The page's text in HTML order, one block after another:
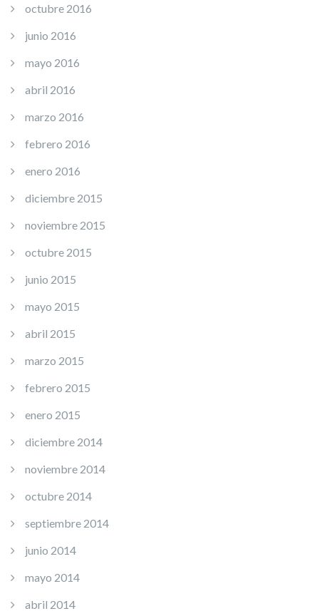
octubre 2016
junio 2016
mayo 2016
abril 2016
marzo 2016
febrero 2016
enero 2016
diciembre 2015
noviembre 2015
octubre 2015
junio 2015
mayo 2015
abril 2015
marzo 2015
febrero 2015
enero 2015
diciembre 2014
noviembre 2014
octubre 2014
septiembre 2014
junio 2014
mayo 2014
abril 2014